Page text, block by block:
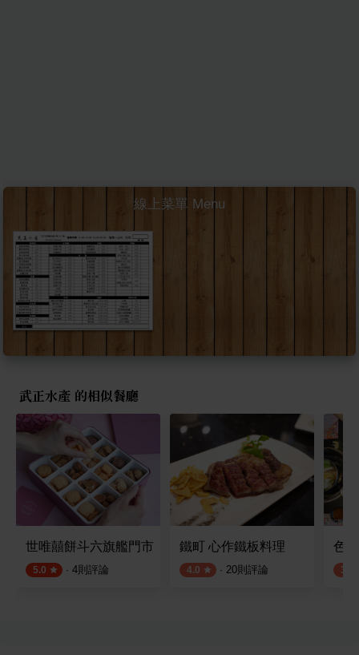
線上菜單 Menu
武正水產 的相似餐廳
世唯囍餅斗六旗艦門市
5.0 · 4則評論
鐵町 心作鐵板料理
4.0 · 20則評論
色
3.8